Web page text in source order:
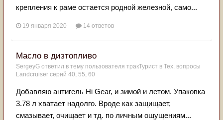
крепления к раме остается родной железной, само...
19 января 2020 14 ответов
Масло в дизтопливо
SergeyG ответил в тему пользователя тракТурист в Тех. вопросы
Landcruiser серий 40, 55, 60
Добавляю антигель Hi Gear, и зимой и летом. Упаковка
3.78 л хватает надолго. Вроде как защищает,
смазывает, очищает и тд. по личным ощущениям...